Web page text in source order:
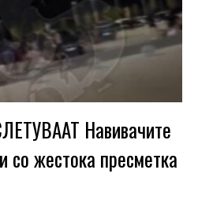
Навивачите
со жестока пресметка